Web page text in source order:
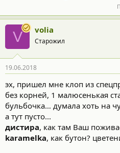
V volia
Старожил
19.06.2018
эх, пришел мне клоп из
без корней, 1 малюсенькая
бульбочка… думала хоть на
а тут пусто...
дистира, как там Ваш
karamelka, как бутон?